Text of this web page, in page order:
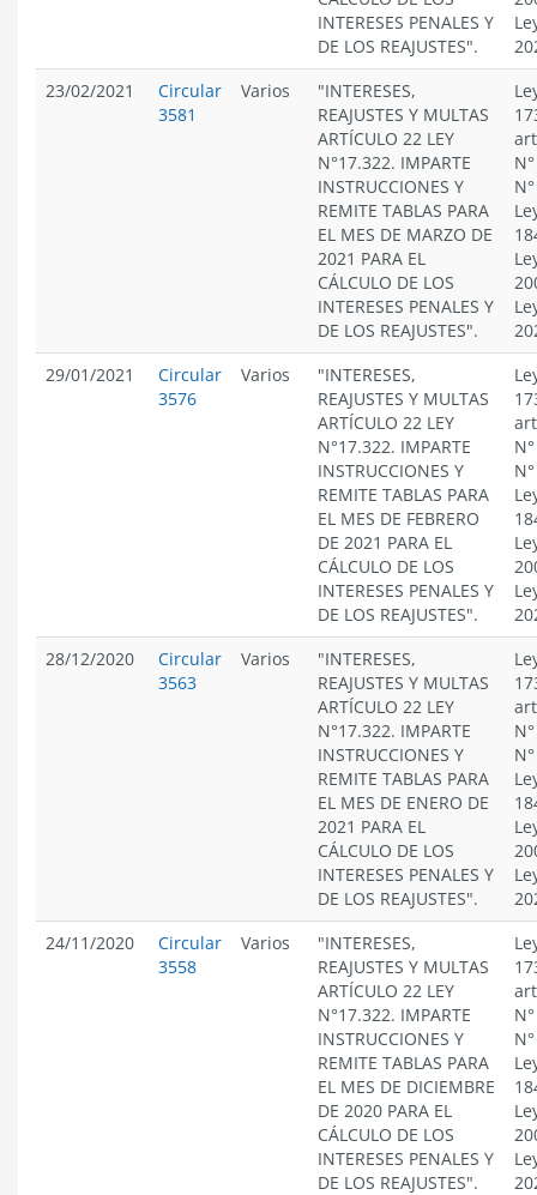
INTERESES PENALES Y
DE LOS REAJUSTES".
23/02/2021
Circular
3581
Varios
"INTERESES,
REAJUSTES Y MULTAS
ARTÍCULO 22 LEY
N°17.322. IMPARTE
INSTRUCCIONES Y
REMITE TABLAS PARA
EL MES DE MARZO DE
2021 PARA EL
CÁLCULO DE LOS
INTERESES PENALES Y
DE LOS REAJUSTES".
29/01/2021
Circular
3576
Varios
"INTERESES,
REAJUSTES Y MULTAS
ARTÍCULO 22 LEY
N°17.322. IMPARTE
INSTRUCCIONES Y
REMITE TABLAS PARA
EL MES DE FEBRERO
DE 2021 PARA EL
CÁLCULO DE LOS
INTERESES PENALES Y
DE LOS REAJUSTES".
28/12/2020
Circular
3563
Varios
"INTERESES,
REAJUSTES Y MULTAS
ARTÍCULO 22 LEY
N°17.322. IMPARTE
INSTRUCCIONES Y
REMITE TABLAS PARA
EL MES DE ENERO DE
2021 PARA EL
CÁLCULO DE LOS
INTERESES PENALES Y
DE LOS REAJUSTES".
24/11/2020
Circular
3558
Varios
"INTERESES,
REAJUSTES Y MULTAS
ARTÍCULO 22 LEY
N°17.322. IMPARTE
INSTRUCCIONES Y
REMITE TABLAS PARA
EL MES DE DICIEMBRE
DE 2020 PARA EL
CÁLCULO DE LOS
INTERESES PENALES Y
DE LOS REAJUSTES".